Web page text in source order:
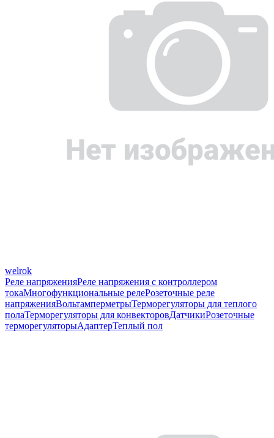
welrok
Реле напряженияРеле напряжения с контроллером
токаМногофункциональные релеРозеточные реле
напряженияВольтамперметрыТерморегуляторы для теплого
полаТерморегуляторы для конвекторовДатчикиРозеточные
терморегуляторыАдаптерТеплый пол